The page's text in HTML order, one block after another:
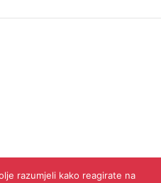
razumjeli kako reagirate na